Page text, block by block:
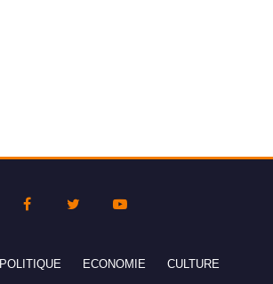
POLITIQUE ECONOMIE CULTURE